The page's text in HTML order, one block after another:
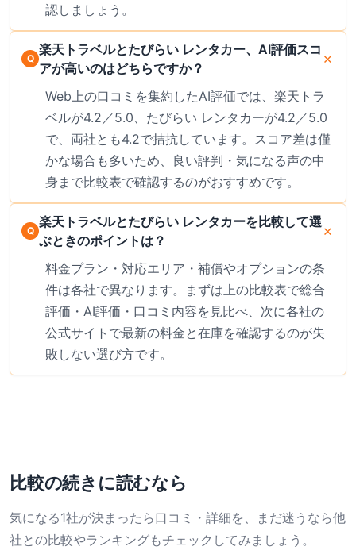
認しましょう。
楽天トラベルとたびらい レンタカー、AI評価スコ
アが高いのはどちらですか？
Web上の口コミを集約したAI評価では、楽天トラ
ベルが4.2／5.0、たびらい レンタカーが4.2／5.0
で、両社とも4.2で拮抗しています。スコア差は僅
かな場合も多いため、良い評判・気になる声の中
身まで比較表で確認するのがおすすめです。
楽天トラベルとたびらい レンタカーを比較して選
ぶときのポイントは？
料金プラン・対応エリア・補償やオプションの条
件は各社で異なります。まずは上の比較表で総合
評価・AI評価・口コミ内容を見比べ、次に各社の
公式サイトで最新の料金と在庫を確認するのが失
敗しない選び方です。
比較の続きに読むなら
気になる1社が決まったら口コミ・詳細を、まだ迷うなら他
社との比較やランキングもチェックしてみましょう。